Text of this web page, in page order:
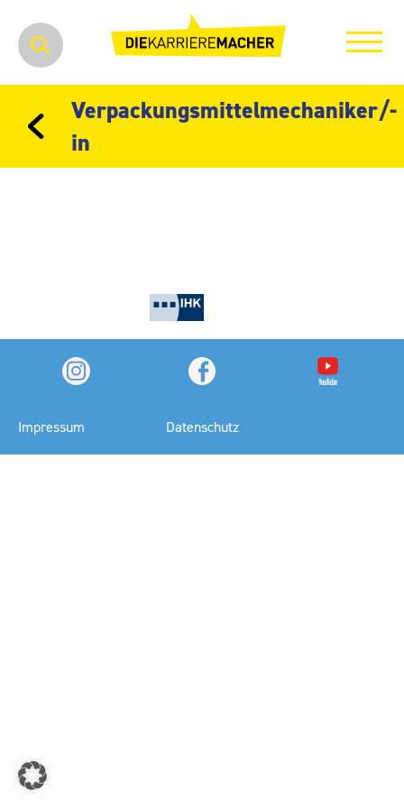
Verpackungsmittelmechaniker/-
in
Impressum Datenschutz